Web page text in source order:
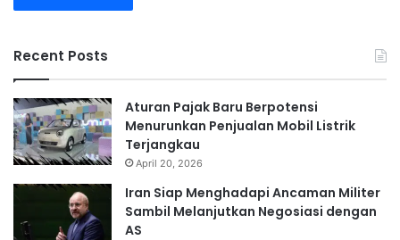
Recent Posts
Aturan Pajak Baru Berpotensi
Menurunkan Penjualan Mobil Listrik
Terjangkau
April 20, 2026
Iran Siap Menghadapi Ancaman Militer
Sambil Melanjutkan Negosiasi dengan
AS